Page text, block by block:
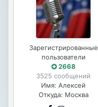
Зарегистрированные
пользователи
2668
3525 сообщений
Имя: Алексей
Откуда: Москва